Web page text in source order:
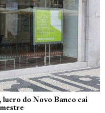
lucro do Novo Banco cai